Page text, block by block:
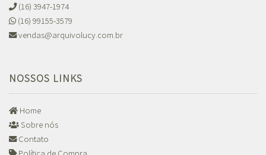
(16) 3947-1974
(16) 99155-3579
vendas@arquivolucy.com.br
NOSSOS LINKS
Home
Sobre nós
Contato